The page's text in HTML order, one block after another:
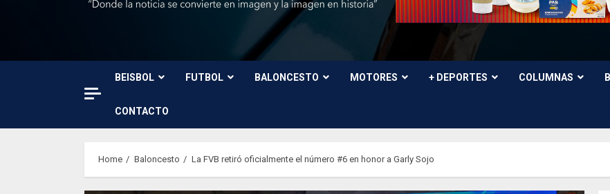
BEISBOL FUTBOL BALONCESTO MOTORES + DEPORTES COLUMNAS
CONTACTO
Home Baloncesto La FVB retiró oficialmente el número #6 en honor a Garly Sojo